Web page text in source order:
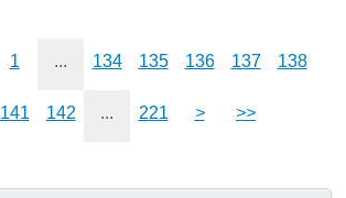
1 ... 134 135 136 137 138
141 142 ... 221 > >>